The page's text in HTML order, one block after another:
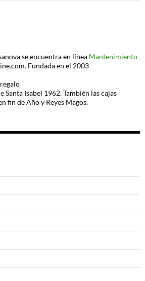
se encuentra en línea Mantenimiento
Fundada en el 2003
Santa Isabel 1962. También las cajas
fin de Año y Reyes Magos.